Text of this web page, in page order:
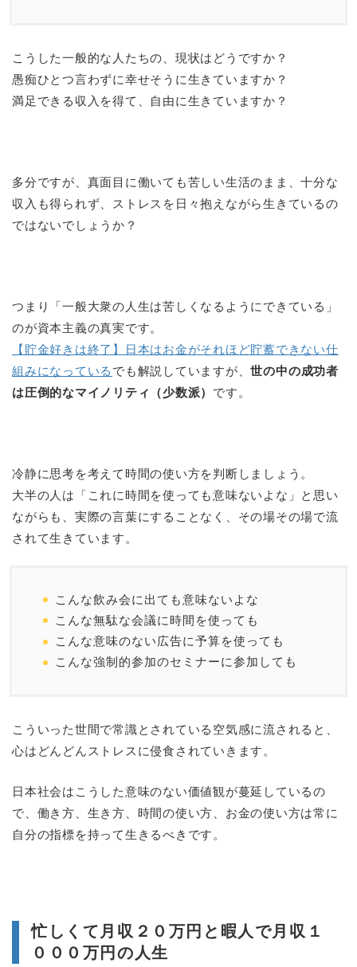
こうした一般的な人たちの、現状はどうですか？
愚痴ひとつ言わずに幸せそうに生きていますか？
満足できる収入を得て、自由に生きていますか？
多分ですが、真面目に働いても苦しい生活のまま、十分な
収入も得られず、ストレスを日々抱えながら生きているの
ではないでしょうか？
つまり「一般大衆の人生は苦しくなるようにできている」
のが資本主義の真実です。
【貯金好きは終了】日本はお金がそれほど貯蓄できない仕
組みになっている でも解説していますが、世の中の成功者
は圧倒的なマイノリティ（少数派） です。
冷静に思考を考えて時間の使い方を判断しましょう。
大半の人は「これに時間を使っても意味ないよな」と思い
ながらも、実際の言葉にすることなく、その場その場で流
されて生きています。
こんな飲み会に出ても意味ないよな
こんな無駄な会議に時間を使っても
こんな意味のない広告に予算を使っても
こんな強制的参加のセミナーに参加しても
こういった世間で常識とされている空気感に流されると、
心はどんどんストレスに侵食されていきます。
日本社会はこうした意味のない価値観が蔓延しているの
で、働き方、生き方、時間の使い方、お金の使い方は常に
自分の指標を持って生きるべきです。
忙しくて月収２０万円と暇人で月収１
０００万円の人生